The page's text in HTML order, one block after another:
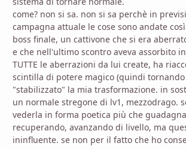
come? non si sa. non si sa perchè in
campagna attuale le cose sono andate
boss finale, un cattivone che si era
e che nell'ultimo scontro aveva assorbito
TUTTE le aberrazioni da lui create, ha
scintilla di potere magico (quindi tornando
"stabilizzato" la mia trasformazione. in
un normale stregone di lv1, mezzodrago.
vederla in forma poetica più che
recuperando, avanzando di livello, ma
ininfluente. se non per il fatto che ho